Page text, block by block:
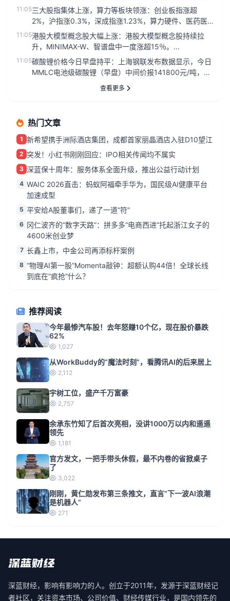
新、精测电子涨超6%。...
11:05三大股指集体上涨，算力等板块领涨：创业板指涨超
2%，沪指涨0.3%，深成指涨1.23%，算力硬件、医药医
疗、半导体芯片等...
11:05港股大模型概念股大幅上涨：港股大模型概念股持续拉
升，MINIMAX-W、智谱盘中一度涨超15％。...
11:05碳酸锂价格今日早盘持平：上海钢联发布数据显示，今日
MMLC电池级碳酸锂（早盘）中间价报141800元/吨，较
查看更多
热门文章
1 新希望携手洲际酒店集团，成都首家丽晶酒店入驻D10望江
2 突发！小红书刚刚回应：IPO相关传闻均不属实
3 深蓝保十周年：服务体系全面升级，推出公益行动计划
4 WAIC 2026直击：蚂蚁阿福牵手华为，国民级AI健康平台
加速成型
5 平安给A股董事们，递了一道“符”
6 冈仁波齐的“数字天路”：拼多多“电商西进”托起浙江女子的
4600米创业梦
7 长鑫上市，中金公司再添标杆案例
8 “物理AI第一股”Momenta敲钟：超额认购44倍！全球长线
到底在“疯抢”什么？
推荐阅读
今年最惨汽车股！去年怒赚10个亿，现在股价暴跌
62%
1,027
从WorkBuddy的“魔法时刻”，看腾讯AI的后来居上
2,112
宇树工位，盛产千万富豪
2,757
余承东竹知了后首次亮相，没讲1000万以内和遥遥
领先
1,181
官方发文，一把手带头休假，最不内卷的省掀桌子
了
3,022
刚刚，黄仁勋发布第三条推文，直言“下一波AI浪潮
是机器人”
271
深蓝财经，影响有影响力的人。创立于2011年，发源于深蓝财经记
者社区，关注资本市场、公司价值、财经传媒行业，是国内领先的